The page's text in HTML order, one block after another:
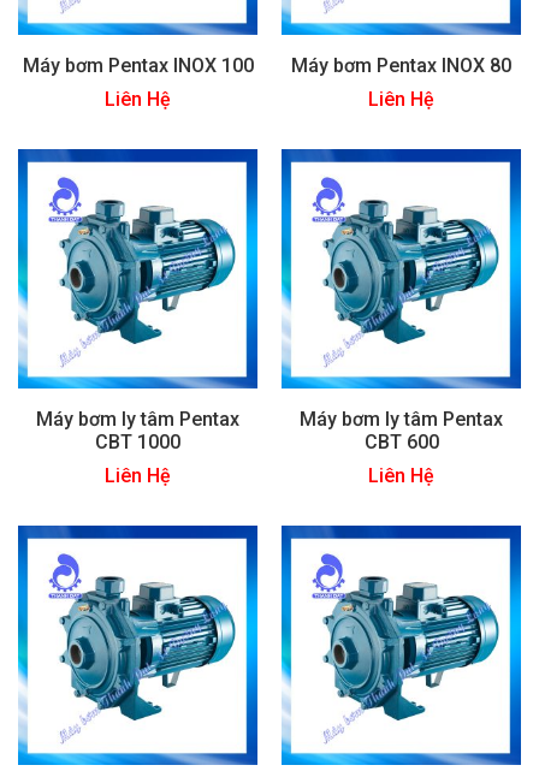
Máy bơm Pentax INOX 100
Liên Hệ
Máy bơm Pentax INOX 80
Liên Hệ
Máy bơm ly tâm Pentax
CBT 1000
Liên Hệ
Máy bơm ly tâm Pentax
CBT 600
Liên Hệ